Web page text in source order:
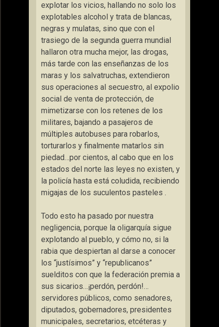
explotar los vicios, hallando no solo los
explotables alcohol y trata de blancas,
negras y mulatas, sino que con el
trasiego de la segunda guerra mundial
hallaron otra mucha mejor, las drogas,
más tarde con las enseñanzas de los
maras y los salvatruchas, extendieron
sus operaciones al secuestro, al expolio
social de venta de protección, de
mimetizarse con los retenes de los
militares, bajando a pasajeros de
múltiples autobuses para robarlos,
torturarlos y finalmente matarlos sin
piedad…por cientos, al cabo que en los
estados del norte las leyes no existen, y
la policía hasta está coludida, recibiendo
migajas de los suculentos pasteles .
Todo esto ha pasado por nuestra
negligencia, porque la oligarquía sigue
explotando al pueblo, y cómo no, si la
rabia que despiertan al darse a conocer
los “justísimos” y “republicanos”
suelditos con que la federación premia a
sus sicarios…¡perdón, perdón!…
servidores públicos, como senadores,
diputados, gobernadores, presidentes
municipales, secretarios, etcéteras y